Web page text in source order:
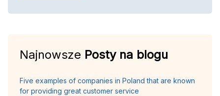
Najnowsze Posty na blogu
Five examples of companies in Poland that are known
for providing great customer service